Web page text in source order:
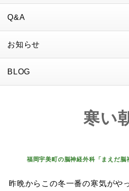
Q&A
お知らせ
BLOG
寒い
福岡宇美町の脳神経外科「まえだ脳
昨晩からこの冬一番の寒気がや